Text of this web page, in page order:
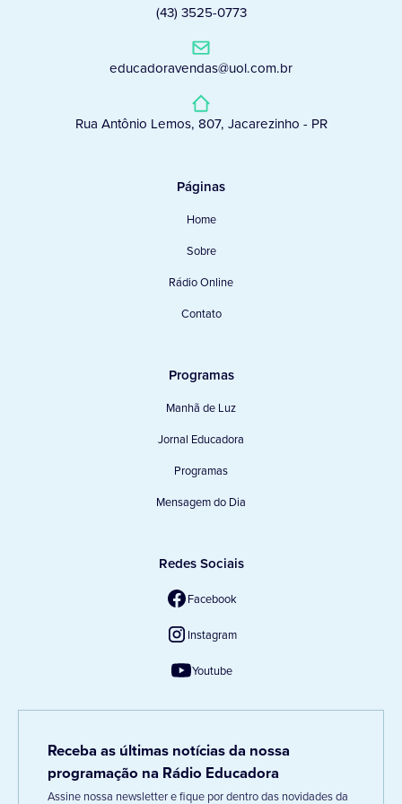
(43) 3525-0773
educadoravendas@uol.com.br
Rua Antônio Lemos, 807, Jacarezinho - PR
Páginas
Home
Sobre
Rádio Online
Contato
Programas
Manhã de Luz
Jornal Educadora
Programas
Mensagem do Dia
Redes Sociais
Facebook
Instagram
Youtube
Receba as últimas notícias da nossa
programação na Rádio Educadora
Assine nossa newsletter e fique por dentro das novidades da